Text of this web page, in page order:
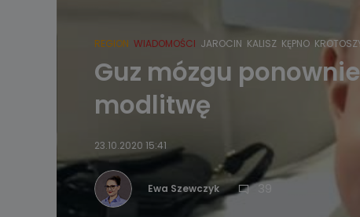
REGION WIADOMOŚCI JAROCIN KALISZ KĘPNO
Guz mózgu
modlitwę
23.10.2020 15:41
Ewa Szewczyk 39